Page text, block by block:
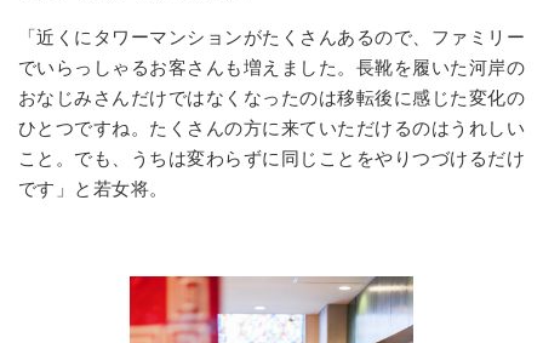
「近くにタワーマンションがたくさんあるので、ファミリー
でいらっしゃるお客さんも増えました。長靴を履いた河岸の
おなじみさんだけではなくなったのは移転後に感じた変化の
ひとつですね。たくさんの方に来ていただけるのはうれしい
こと。でも、うちは変わらずに同じことをやりつづけるだけ
です」と若女将。